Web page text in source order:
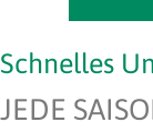
Schnelles
JEDE